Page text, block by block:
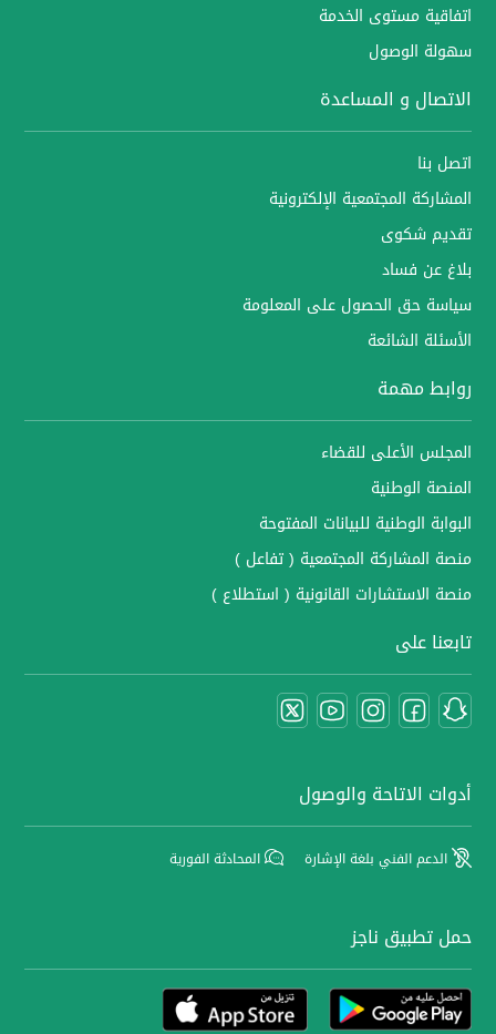
اتفاقية مستوى الخدمة
سهولة الوصول
الاتصال و المساعدة
اتصل بنا
المشاركة المجتمعية الإلكترونية
تقديم شكوى
بلاغ عن فساد
سياسة حق الحصول على المعلومة
الأسئلة الشائعة
روابط مهمة
المجلس الأعلى للقضاء
المنصة الوطنية
البوابة الوطنية للبيانات المفتوحة
منصة المشاركة المجتمعية ( تفاعل )
منصة الاستشارات القانونية ( استطلاع )
تابعنا على
أدوات الاتاحة والوصول
الدعم الفني بلغة الإشارة المحادثة الفورية
حمل تطبيق ناجز